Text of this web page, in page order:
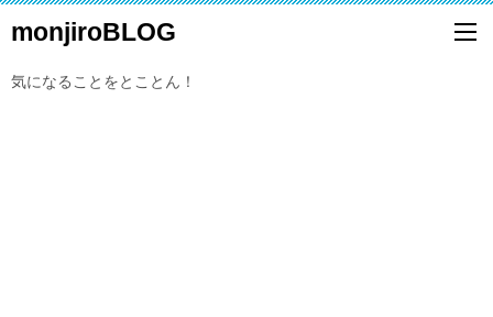
monjiroBLOG
気になることをとことん！